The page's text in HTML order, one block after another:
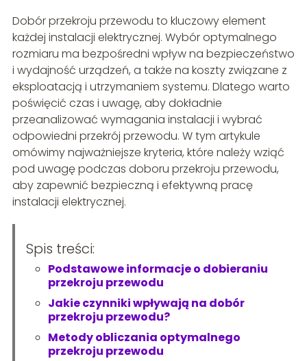
Dobór przekroju przewodu to kluczowy element
każdej instalacji elektrycznej. Wybór optymalnego
rozmiaru ma bezpośredni wpływ na bezpieczeństwo
i wydajność urządzeń, a także na koszty związane z
eksploatacją i utrzymaniem systemu. Dlatego warto
poświęcić czas i uwagę, aby dokładnie
przeanalizować wymagania instalacji i wybrać
odpowiedni przekrój przewodu. W tym artykule
omówimy najważniejsze kryteria, które należy wziąć
pod uwagę podczas doboru przekroju przewodu,
aby zapewnić bezpieczną i efektywną pracę
instalacji elektrycznej.
Spis treści:
Podstawowe informacje o dobieraniu
przekroju przewodu
Jakie czynniki wpływają na dobór
przekroju przewodu?
Metody obliczania optymalnego
przekroju przewodu